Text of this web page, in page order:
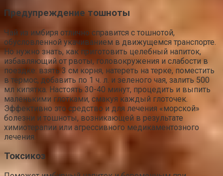
Предупреждение тошноты
Чай из имбиря отлично справится с тошнотой,
обусловленной укачиванием в движущемся транспорте.
Но нужно знать, как приготовить целебный напиток,
избавляющий от рвоты, головокружения и слабости в
поездке: взять 3 см корня, натереть на терке, поместить
в термос, добавить по 1 ч. л. и зеленого чая, залить 500
мл кипятка. Настоять 30-40 минут, процедить и выпить
маленькими глотками, смакуя каждый глоточек.
Эффективно это средство и для лечения «морской»
болезни и тошноты, возникающей в результате
химиотерапии или агрессивного медикаментозного
лечения.
Токсикоз